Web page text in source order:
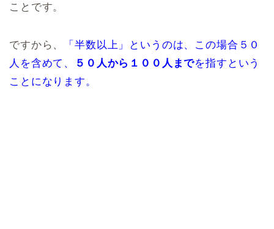
ことです。
ですから、
「半数以上」というのは、この場合５０
人を含めて、
５０人から１００人までを指すという
ことになります。